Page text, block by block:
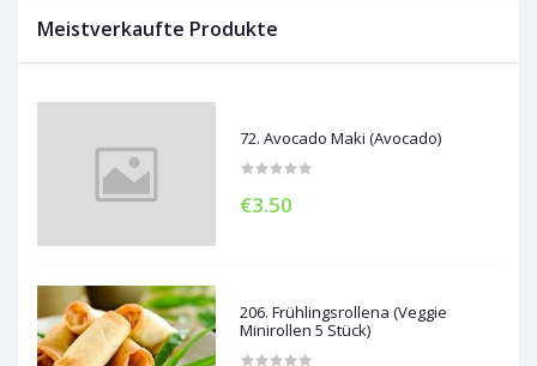
Meistverkaufte Produkte
72. Avocado Maki (Avocado)
€3.50
206. Frühlingsrollena (Veggie
Minirollen 5 Stück)